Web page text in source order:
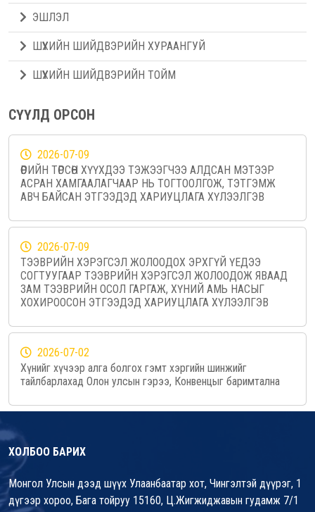
ЭШЛЭЛ
ШҮҮХИЙН ШИЙДВЭРИЙН ХУРААНГУЙ
ШҮҮХИЙН ШИЙДВЭРИЙН ТОЙМ
СҮҮЛД ОРСОН
2026-07-09
ӨӨРИЙН ТӨРСӨН ХҮҮХДЭЭ ТЭЖЭЭГЧЭЭ АЛДСАН МЭТЭЭР
АСРАН ХАМГААЛАГЧААР НЬ ТОГТООЛГОЖ, ТЭТГЭМЖ
АВЧ БАЙСАН ЭТГЭЭДЭД ХАРИУЦЛАГА ХҮЛЭЭЛГЭВ
2026-07-09
ТЭЭВРИЙН ХЭРЭГСЭЛ ЖОЛООДОХ ЭРХГҮЙ ҮЕДЭЭ
СОГТУУГААР ТЭЭВРИЙН ХЭРЭГСЭЛ ЖОЛООДОЖ ЯВААД
ЗАМ ТЭЭВРИЙН ОСОЛ ГАРГАЖ, ХҮНИЙ АМЬ НАСЫГ
ХОХИРООСОН ЭТГЭЭДЭД ХАРИУЦЛАГА ХҮЛЭЭЛГЭВ
2026-07-02
Хүнийг хүчээр алга болгох гэмт хэргийн шинжийг
тайлбарлахад Олон улсын гэрээ, Конвенцыг баримтална
ХОЛБОО БАРИХ
Монгол Улсын дээд шүүх Улаанбаатар хот, Чингэлтэй дүүрэг, 1
дүгээр хороо, Бага тойруу 15160, Ц.Жигжиджавын гудамж 7/1